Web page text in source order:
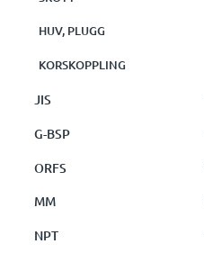
HUV, PLUGG
KORSKOPPLING
JIS
G-BSP
ORFS
MM
NPT